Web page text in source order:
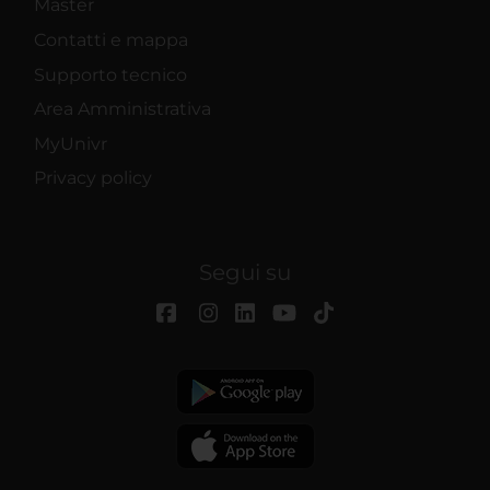
Master
Contatti e mappa
Supporto tecnico
Area Amministrativa
MyUnivr
Privacy policy
Segui su